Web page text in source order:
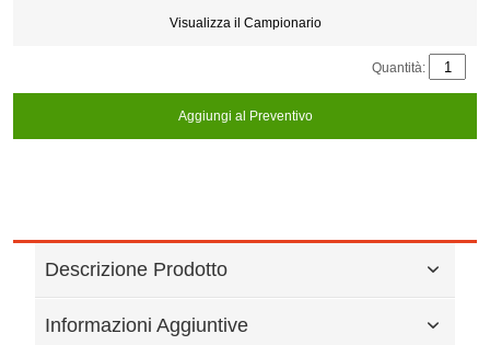
Visualizza il Campionario
Quantità:
Aggiungi al Preventivo
Descrizione Prodotto
Informazioni Aggiuntive